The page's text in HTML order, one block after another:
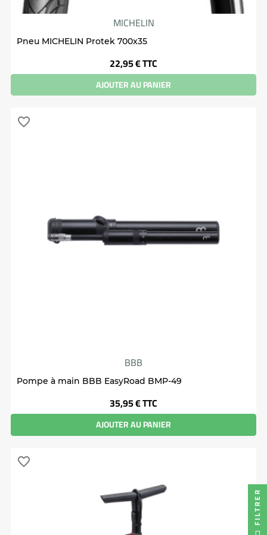
MICHELIN
Pneu MICHELIN Protek 700x35
Prix
22,95 €TTC
AJOUTER AU PANIER
BBB
Pompe à main BBB EasyRoad BMP-49
Prix
35,95 €TTC
AJOUTER AU PANIER
favorite_border
favorite_border
FILTRER